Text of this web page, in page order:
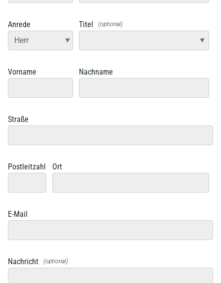
Anrede Titel (optional)
Vorname Nachname
Straße
Postleitzahl Ort
E-Mail
Nachricht (optional)